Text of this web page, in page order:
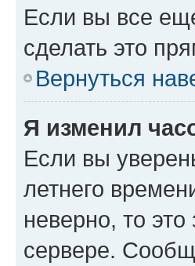
Если вы все
сделать это
Вернуться
Я изменил
Если вы
летнего
неверно, то
сервере.